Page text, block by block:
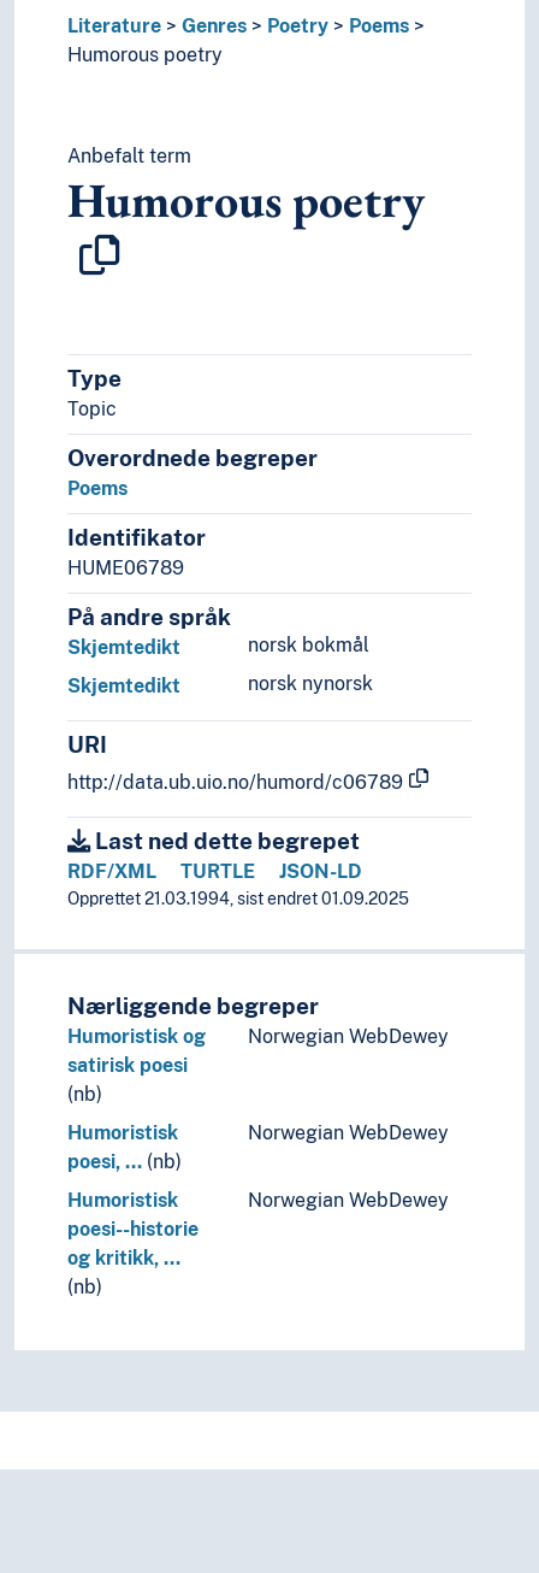
Literature Genres Poetry
Poems
Humorous poetry
Anbefalt term
Humorous poetry
Type
Topic
Overordnede begreper
Poems
Identifikator
HUME06789
På andre språk
norsk bokmål
Skjemtedikt
norsk nynorsk
Skjemtedikt
URI
http://data.ub.uio.no/humord/c06789
Last ned dette begrepet
RDF/XML TURTLE JSON-LD
Opprettet 21.03.1994, sist endret 01.09.2025
Nærliggende begreper
Humoristisk og
satirisk poesi
(nb)
Norwegian WebDewey
Humoristisk
poesi, … (nb)
Norwegian WebDewey
Humoristisk
poesi--historie
og kritikk, …
(nb)
Norwegian WebDewey